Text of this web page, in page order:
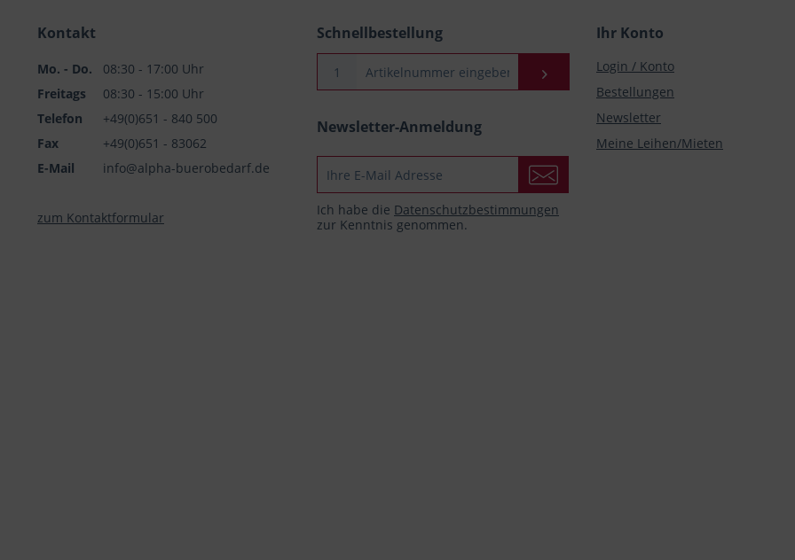
Kontakt
Mo. - Do.
08:30 - 17:00 Uhr
Freitags
08:30 - 15:00 Uhr
Telefon
+49(0)651 - 840 500
Fax
+49(0)651 - 83062
E-Mail
info@alpha-buerobedarf.de
zum Kontaktformular
Schnellbestellung
Newsletter-Anmeldung
Ich habe die Datenschutzbestimmungen
zur Kenntnis genommen.
Ihr Konto
Login / Konto
Bestellungen
Newsletter
Meine Leihen/Mieten